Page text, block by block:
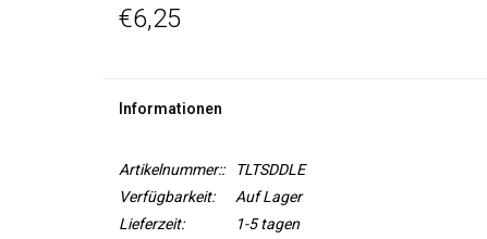
€6,25
Informationen
Artikelnummer::
TLTSDDLE
Verfügbarkeit:
Auf Lager
Lieferzeit:
1-5 tagen